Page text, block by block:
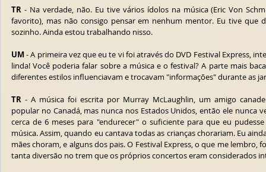
TR - Na verdade, não. Eu tive vários ídolos na música (Eric Von
favorito), mas não consigo pensar em nenhum mentor. Eu tive que
sozinho. Ainda estou trabalhando nisso.
UM - A primeira vez que eu te vi foi através do DVD Festival Express,
linda! Você poderia falar sobre a música e o festival? A parte mais
diferentes estilos influenciavam e trocavam "informações" durante as
TR - A música foi escrita por Murray McLaughlin, um amigo
popular no Canadá, mas nunca nos Estados Unidos, então ele nunca
cerca de 6 meses para "endurecer" o suficiente para que eu
música. Assim, quando eu cantava todas as crianças chorariam. Eu
mães choram, e alguns dos pais. O Festival Express, o que me lembro,
tanta diversão no trem que os próprios concertos eram considerados